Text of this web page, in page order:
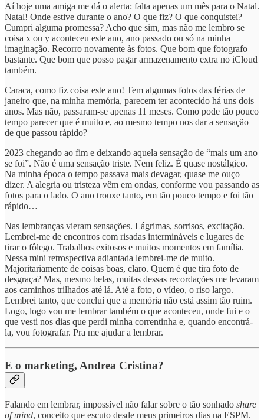
Aí hoje uma amiga me dá o alerta: falta apenas um mês para o Natal.
Natal! Onde estive durante o ano? O que fiz? O que conquistei?
Cumpri alguma promessa? Acho que sim, mas não me lembro se
coisa x ou y aconteceu este ano, ano passado ou só na minha
imaginação. Recorro novamente às fotos. Que bom que fotografo
bastante. Que bom que posso pagar armazenamento extra no iCloud
também.
Caraca, como fiz coisa este ano! Tem algumas fotos das férias de
janeiro que, na minha memória, parecem ter acontecido há uns dois
anos. Mas não, passaram-se apenas 11 meses. Como pode tão pouco
tempo parecer que é muito e, ao mesmo tempo nos dar a sensação
de que passou rápido?
2023 chegando ao fim e deixando aquela sensação de “mais um ano
se foi”. Não é uma sensação triste. Nem feliz. É quase nostálgico.
Na minha época o tempo passava mais devagar, quase me ouço
dizer. A alegria ou tristeza vêm em ondas, conforme vou passando as
fotos para o lado. O ano trouxe tanto, em tão pouco tempo e foi tão
rápido…
Nas lembranças vieram sensações. Lágrimas, sorrisos, excitação.
Lembrei-me de encontros com risadas intermináveis e lugares de
tirar o fôlego. Trabalhos exitosos e muitos momentos em família.
Nessa mini retrospectiva adiantada lembrei-me de muito.
Majoritariamente de coisas boas, claro. Quem é que tira foto de
desgraça? Mas, mesmo belas, muitas dessas recordações me levaram
aos caminhos trilhados até lá. Até a foto, o vídeo, o riso largo.
Lembrei tanto, que concluí que a memória não está assim tão ruim.
Logo, logo vou me lembrar também o que aconteceu, onde fui e o
que vesti nos dias que perdi minha correntinha e, quando encontrá-
la, vou fotografar. Pra me ajudar a lembrar.
E o marketing, Andrea Cristina?
Falando em lembrar, impossível não falar sobre o tão sonhado share
of mind, conceito que escuto desde meus primeiros dias na ESPM.